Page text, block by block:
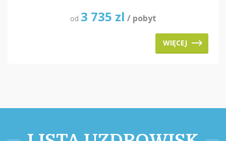
od 3 735 zl / pobyt
WIĘCEJ